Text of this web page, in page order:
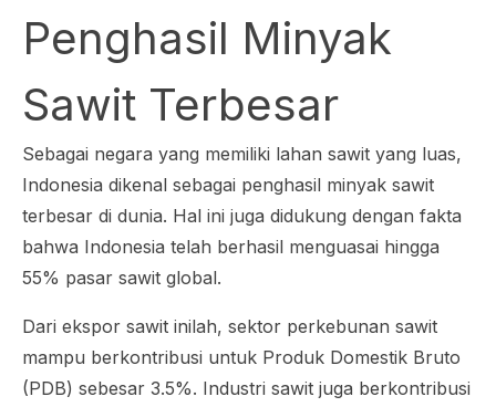
Penghasil Minyak
Sawit Terbesar
Sebagai negara yang memiliki lahan sawit yang luas,
Indonesia dikenal sebagai penghasil minyak sawit
terbesar di dunia. Hal ini juga didukung dengan fakta
bahwa Indonesia telah berhasil menguasai hingga
55% pasar sawit global.
Dari ekspor sawit inilah, sektor perkebunan sawit
mampu berkontribusi untuk Produk Domestik Bruto
(PDB) sebesar 3.5%. Industri sawit juga berkontribusi